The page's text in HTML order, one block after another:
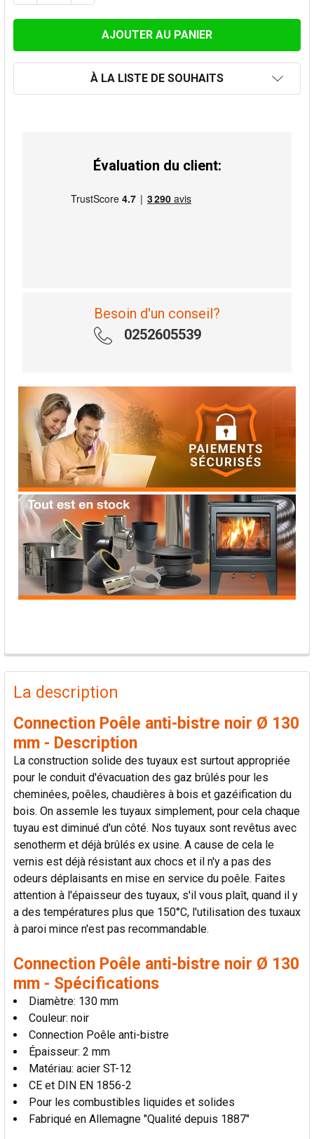
À LA LISTE DE SOUHAITS
Évaluation du client:
Besoin d'un conseil?
0252605539
PRODUITS
FRÉQUEMMENT
ACHETÉS
SÉLECTIONNER
AJOUTER
LA
SÉLECTION
AU PANIER
La description
Connection Poêle anti-bistre noir Ø 130
mm - Description
La construction solide des tuyaux est surtout appropriée
pour le conduit d'évacuation des gaz brûlés pour les
cheminées, poêles, chaudières à bois et gazéification du
bois. On assemle les tuyaux simplement, pour cela chaque
tuyau est diminué d'un côté. Nos tuyaux sont revêtus avec
senotherm et déjà brûlés ex usine. A cause de cela le
vernis est déjà résistant aux chocs et il n'y a pas des
odeurs déplaisants en mise en service du poêle. Faites
attention à l'épaisseur des tuyaux, s'il vous plaît, quand il y
a des températures plus que 150°C, l'utilisation des tuxaux
à paroi mince n'est pas recommandable.
Connection Poêle anti-bistre noir Ø 130
mm - Spécifications
Diamètre: 130 mm
Couleur: noir
Connection Poêle anti-bistre
Épaisseur: 2 mm
Matériau: acier ST-12
CE et DIN EN 1856-2
Pour les combustibles liquides et solides
Fabriqué en Allemagne "Qualité depuis 1887"